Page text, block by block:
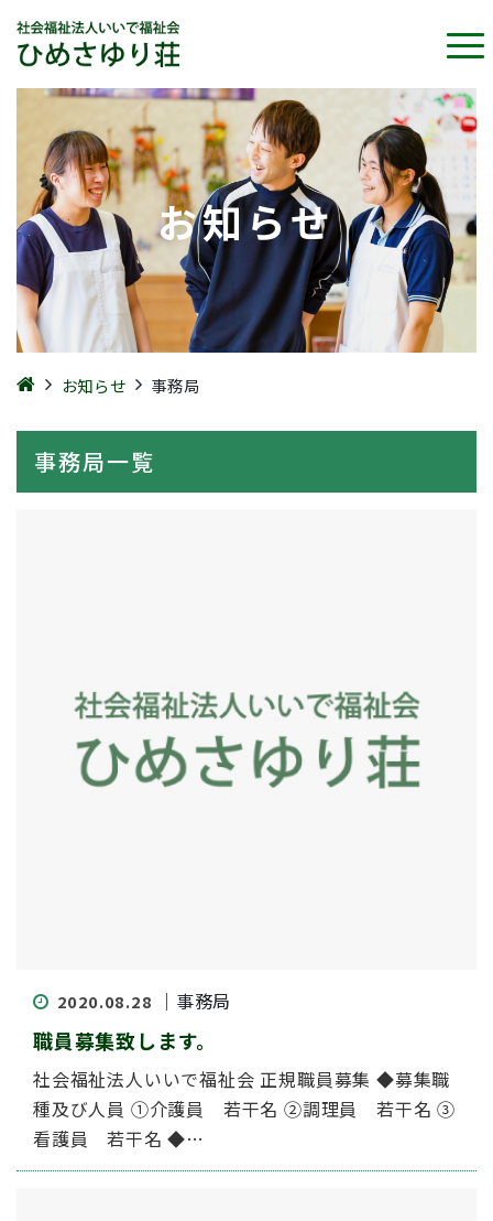
お知らせ
お知らせ 事務局
事務局一覧
2020.08.28 ｜事務局
職員募集致します。
社会福祉法人いいで福祉会 正規職員募集 ◆募集職
種及び人員 ①介護員 若干名 ②調理員 若干名 ③
看護員 若干名 ◆…